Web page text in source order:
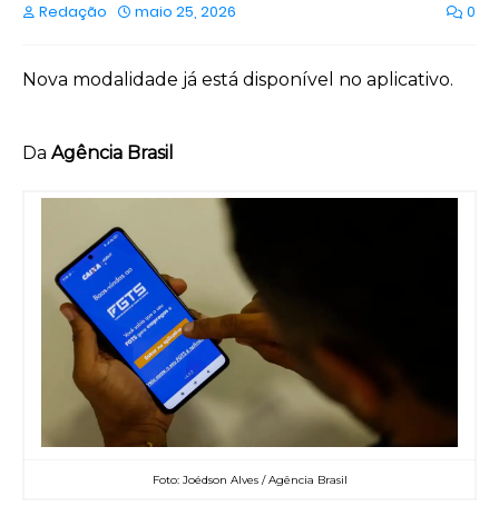
Redação maio 25, 2026 0
Nova modalidade já está disponível no aplicativo.
Da Agência Brasil
Foto: Joédson Alves / Agência Brasil